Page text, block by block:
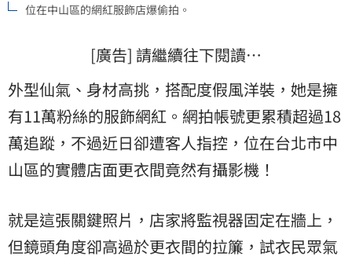
位在中山區的網紅服飾店爆偷拍。
[廣告] 請繼續往下閱讀…
外型仙氣、身材高挑，搭配度假風洋裝，她是擁
有11萬粉絲的服飾網紅。網拍帳號更累積超過18
萬追蹤，不過近日卻遭客人指控，位在台北市中
山區的實體店面更衣間竟然有攝影機！
就是這張關鍵照片，店家將監視器固定在牆上，
但鏡頭角度卻高過於更衣間的拉簾，試衣民眾氣